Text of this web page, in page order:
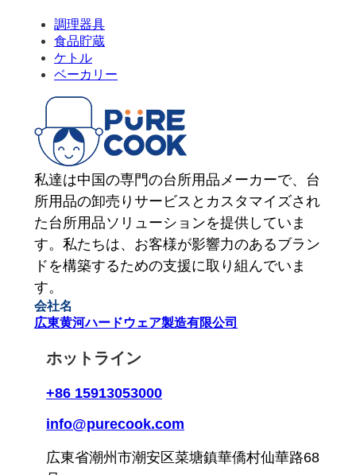
調理器具
食品貯蔵
ケトル
ベーカリー
私達は中国の専門の台所用品メーカーで、台
所用品の卸売りサービスとカスタマイズされ
た台所用品ソリューションを提供していま
す。私たちは、お客様が影響力のあるブラン
ドを構築するための支援に取り組んでいま
す。
会社名
広東黄河ハードウェア製造有限公司
ホットライン
+86 15913053000
info@purecook.com
広東省潮州市潮安区菜塘鎮華僑村仙華路68